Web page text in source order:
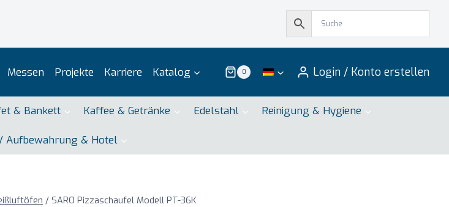
Messen Projekte Karriere Katalog 0 Login / Konto erstellen
& Bankett Kaffee & Getränke Edelstahl Reinigung & Hygiene
Aufbewahrung & Hotel
/ SARO Pizzaschaufel Modell PT-36K